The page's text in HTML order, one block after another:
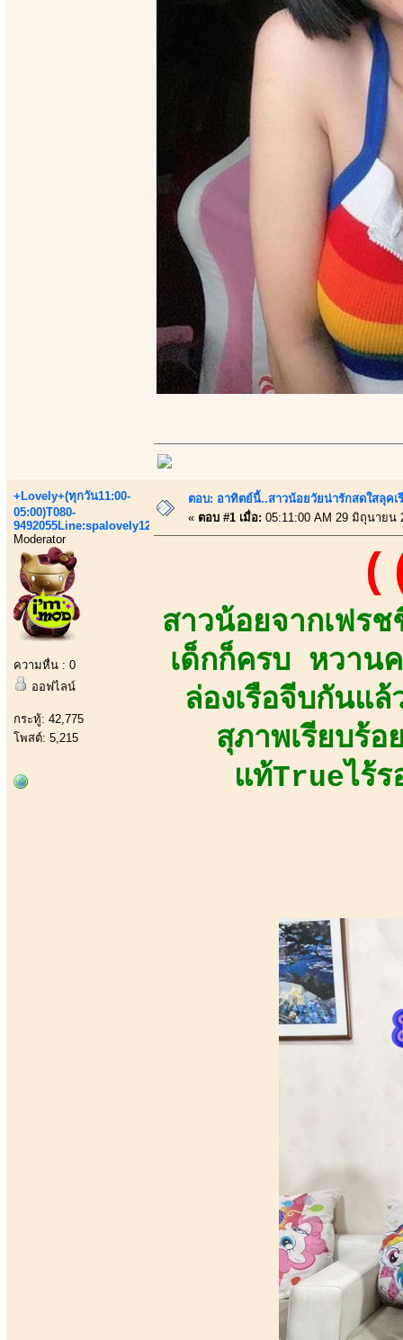
+Lovely+(ทุกวัน11:00-
05:00)T080-
9492055Line:spalovely123
Moderator
ความหื่น : 0
ออฟไลน์
กระทู้: 42,775
โพสต์: 5,215
ตอบ: อาทิตย์นี้..สาวน้อยวัยน่ารักสดใสลุคเ
« ตอบ #1 เมื่อ: 05:11:00 AM 29 มิถุนายน
สาวน้อยจากเฟ
เด็กก็ครบ หวาน
ล่องเรือจีบกันแ
สุภาพเรียบร้
แท้Trueไร้